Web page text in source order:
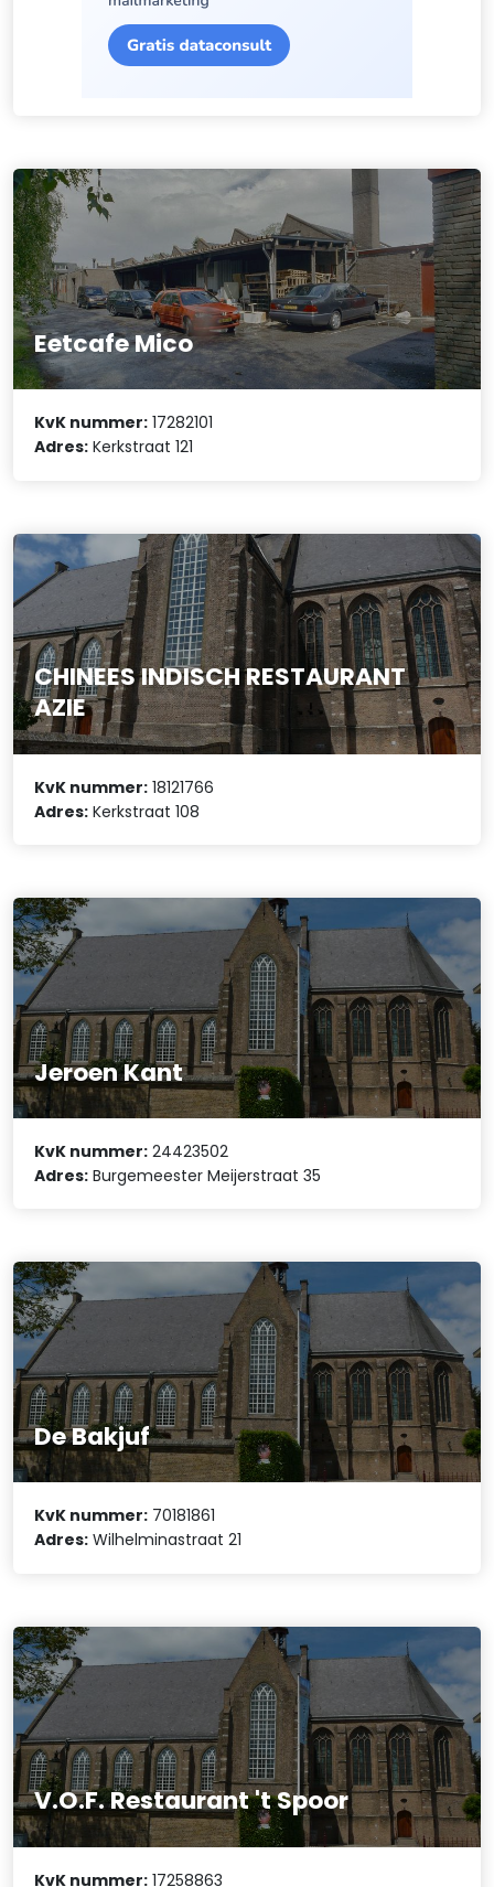
Eetcafe Mico
KvK nummer: 17282101
Adres: Kerkstraat 121
CHINEES INDISCH RESTAURANT
AZIE
KvK nummer: 18121766
Adres: Kerkstraat 108
Jeroen Kant
KvK nummer: 24423502
Adres: Burgemeester Meijerstraat 35
De Bakjuf
KvK nummer: 70181861
Adres: Wilhelminastraat 21
V.O.F. Restaurant 't Spoor
KvK nummer: 17258863